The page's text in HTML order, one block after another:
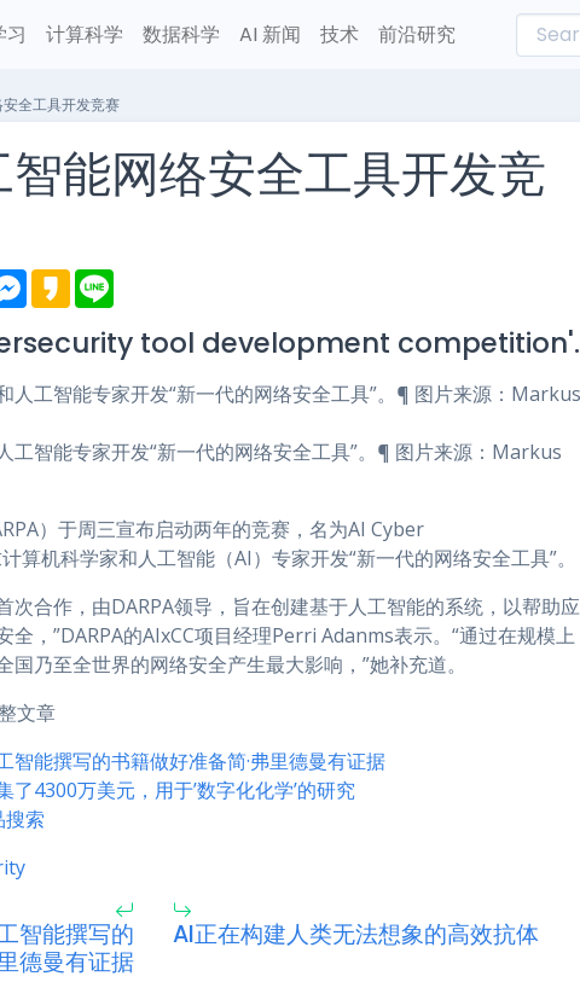
习 计算科学 数据科学 AI 新闻 技术 前沿研究
全工具开发竞赛
能网络安全工具开发竞
M
e
s
e
g
K
a
a
o
e tool development competition'.
工智能专家开发“新一代的网络安全工具”。¶ 图片来源：Markus
）于周三宣布启动两年的竞赛，名为AI Cyber
算机科学家和人工智能（AI）专家开发“新一代的网络安全工具”。
次合作，由DARPA领导，旨在创建基于人工智能的系统，以帮助应
，”DARPA的AIxCC项目经理Perri Adanms表示。“通过在规模上
乃至全世界的网络安全产生最大影响，”她补充道。
文章
智能撰写的书籍做好准备简·弗里德曼有证据
4300万美元，用于’数字化化学’的研究
索
智能撰写的
德曼有证据
AI正在构建人类无法想象的高效抗体